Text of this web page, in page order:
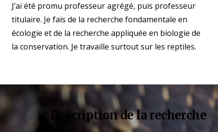
J’ai été promu professeur agrégé, puis professeur
titulaire. Je fais de la recherche fondamentale en
écologie et de la recherche appliquée en biologie de
la conservation. Je travaille surtout sur les reptiles.
Description de la recherche